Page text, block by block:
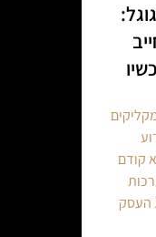
קודם
העסק